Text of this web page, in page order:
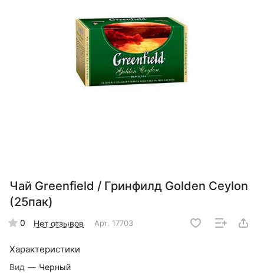
Чай Greenfield / Гринфилд Golden Ceylon
(25пак)
0 Нет отзывов Арт. 17703
Характеристики
Вид — Черный